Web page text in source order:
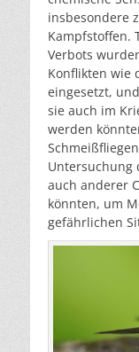
insbesondere
Kampfstoffen.
Verbots
Konflikten wie
eingesetzt,
sie auch im
werden
Untersuchung
auch anderer
könnten, um
gefährlichen